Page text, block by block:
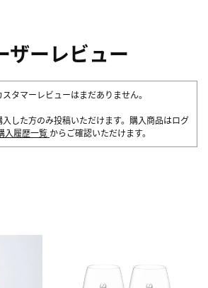
ザーレビュー
タマーレビューはまだありません。
した方のみ投稿いただけます。購入商品はログ
入履歴一覧 からご確認いただけます。